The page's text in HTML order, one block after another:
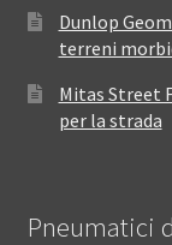
Dunlop
terreni
Mitas Street
per la strada
Pneumatici